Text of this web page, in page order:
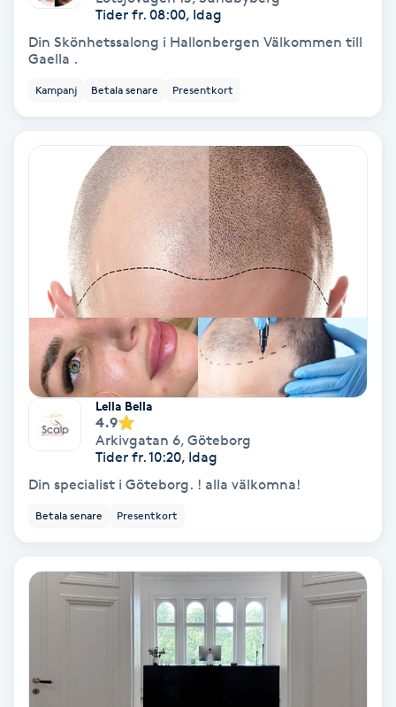
Regndroppsmassage
Reiki
Reiki massage
Restorative Yoga
Rosenmetoden
Ryggmassage
Samtalsterapi
Senioryoga
Singelfransar
Skalpmassage
Tider fr. 08:00, Idag
Din Skönhetssalong i Hallonbergen Välkommen till
Gaella .
Kampanj Betala senare Presentkort
Lella Bella
4.9
Arkivgatan 6, Göteborg
Tider fr. 10:20, Idag
Din specialist i Göteborg. ! alla välkomna!
Betala senare Presentkort